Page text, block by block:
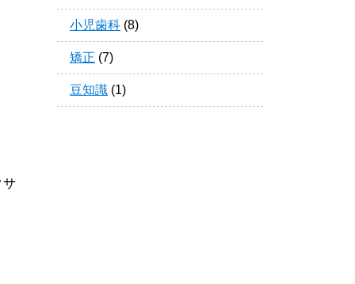
サ
小児歯科 (8)
矯正 (7)
豆知識 (1)